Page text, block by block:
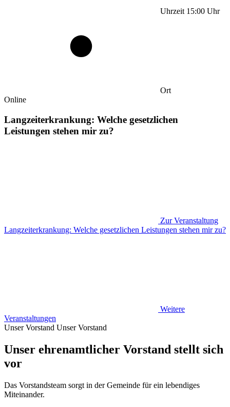
Uhrzeit 15:00 Uhr
Ort
Online
Langzeiterkrankung: Welche gesetzlichen
Leistungen stehen mir zu?
Zur Veranstaltung
Langzeiterkrankung: Welche gesetzlichen Leistungen stehen mir zu?
Weitere
Veranstaltungen
Unser Vorstand Unser Vorstand
Unser ehrenamtlicher Vorstand stellt sich
vor
Das Vorstandsteam sorgt in der Gemeinde für ein lebendiges
Miteinander.